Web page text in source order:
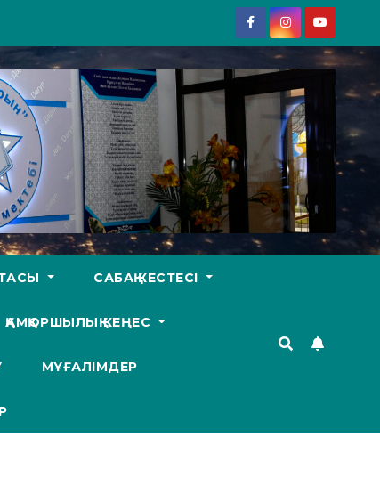
САБАҚ КЕСТЕСІ
ҚАМҚОРШЫЛЫҚ КЕҢЕС
МҰҒАЛІМДЕР